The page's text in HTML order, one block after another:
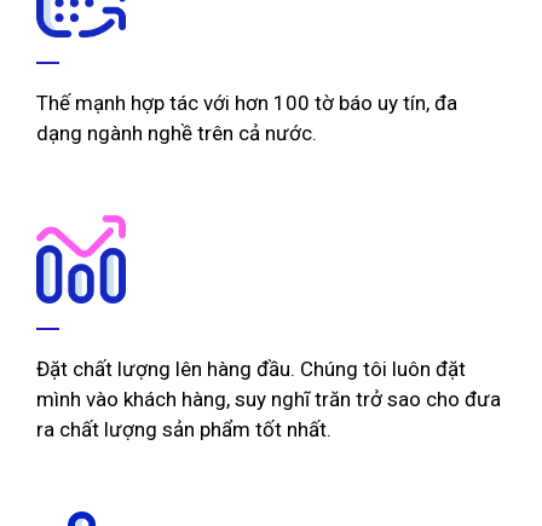
Thế mạnh hợp tác với hơn 100 tờ báo uy tín, đa
dạng ngành nghề trên cả nước.
Đặt chất lượng lên hàng đầu. Chúng tôi luôn đặt
mình vào khách hàng, suy nghĩ trăn trở sao cho đưa
ra chất lượng sản phẩm tốt nhất.